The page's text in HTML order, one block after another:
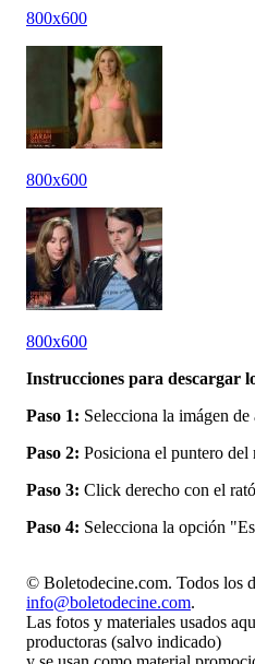
800x600
800x600
800x600
Instrucciones para descargar
Paso 1: Selecciona la imágen
Paso 2: Posiciona el puntero del
Paso 3: Click derecho con el
Paso 4: Selecciona la opción
© Boletodecine.com. Todos los
info@boletodecine.com.
Las fotos y materiales usados
productoras (salvo indicado)